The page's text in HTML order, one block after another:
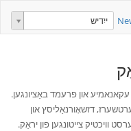
ייִדיש
עקאנאמיע און פרעמד באַציונגען.
דזשאָורנאַליסץ און
וויכטיק צייטונגען פון יראַק.